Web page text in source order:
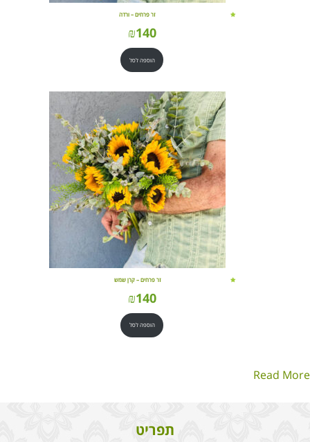
זר פרחים – ורדה
₪140
הוספה לסל
זר פרחים – קרן שמש
₪140
הוספה לסל
Read More
תפריט